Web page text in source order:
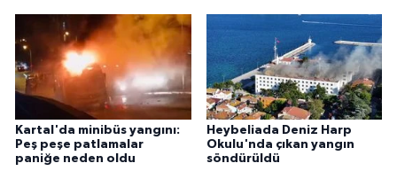
Kartal'da minibüs yangını:
Peş peşe patlamalar
paniğe neden oldu
Heybeliada Deniz Harp
Okulu'nda çıkan yangın
söndürüldü